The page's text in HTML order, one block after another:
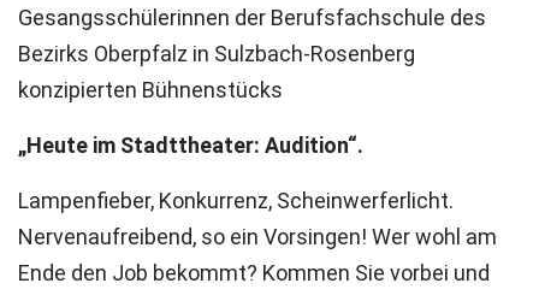
Gesangsschülerinnen der Berufsfachschule des
Bezirks Oberpfalz in Sulzbach-Rosenberg
konzipierten Bühnenstücks
„Heute im Stadttheater: Audition“.
Lampenfieber, Konkurrenz, Scheinwerferlicht.
Nervenaufreibend, so ein Vorsingen! Wer wohl am
Ende den Job bekommt? Kommen Sie vorbei und